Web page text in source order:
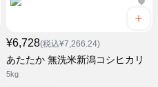
¥6,728(税込¥7,266.24)
あたたか 無洗米新潟コシヒカリ
5kg